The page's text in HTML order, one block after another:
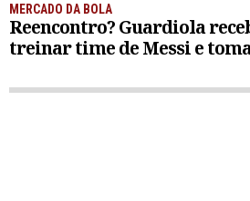
MERCADO DA BOLA
Reencontro? Guardiola
treinar time de Messi e